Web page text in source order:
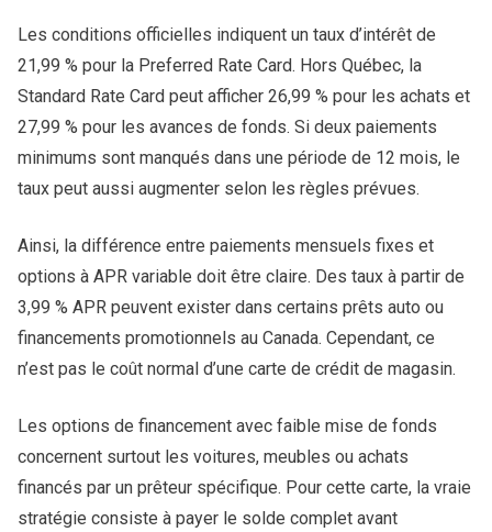
Les conditions officielles indiquent un taux d’intérêt de
21,99 % pour la Preferred Rate Card. Hors Québec, la
Standard Rate Card peut afficher 26,99 % pour les achats et
27,99 % pour les avances de fonds. Si deux paiements
minimums sont manqués dans une période de 12 mois, le
taux peut aussi augmenter selon les règles prévues.
Ainsi, la différence entre paiements mensuels fixes et
options à APR variable doit être claire. Des taux à partir de
3,99 % APR peuvent exister dans certains prêts auto ou
financements promotionnels au Canada. Cependant, ce
n’est pas le coût normal d’une carte de crédit de magasin.
Les options de financement avec faible mise de fonds
concernent surtout les voitures, meubles ou achats
financés par un prêteur spécifique. Pour cette carte, la vraie
stratégie consiste à payer le solde complet avant